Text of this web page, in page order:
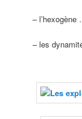
– l’hexogène
– les